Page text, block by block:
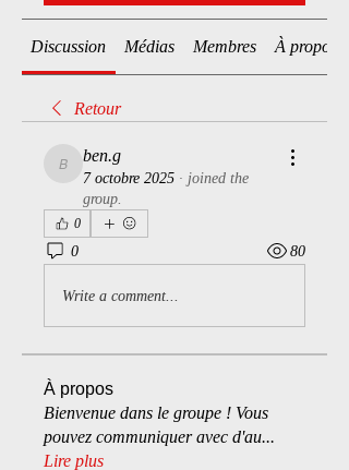
Discussion Médias Membres À propos
Retour
ben.g
ben.g
7 octobre 2025 · joined the
group.
0
0 80
Write a comment...
À propos
Bienvenue dans le groupe ! Vous
pouvez communiquer avec d'au...
Lire plus